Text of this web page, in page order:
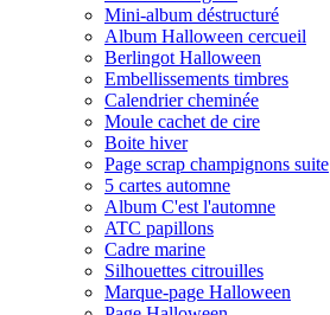
Mini-album déstructuré
Album Halloween cercueil
Berlingot Halloween
Embellissements timbres
Calendrier cheminée
Moule cachet de cire
Boite hiver
Page scrap champignons suite
5 cartes automne
Album C'est l'automne
ATC papillons
Cadre marine
Silhouettes citrouilles
Marque-page Halloween